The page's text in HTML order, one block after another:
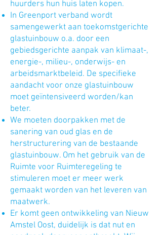
huurders hun huis laten kopen.
In Greenport verband wordt
samengewerkt aan toekomstgerichte
glastuinbouw o.a. door een
gebiedsgerichte aanpak van klimaat-,
energie-, milieu-, onderwijs- en
arbeidsmarktbeleid. De specifieke
aandacht voor onze glastuinbouw
moet geïntensiveerd worden/kan
beter.
We moeten doorpakken met de
sanering van oud glas en de
herstructurering van de bestaande
glastuinbouw. Om het gebruik van de
Ruimte voor Ruimteregeling te
stimuleren moet er meer werk
gemaakt worden van het leveren van
maatwerk.
Er komt geen ontwikkeling van Nieuw
Amstel Oost, duidelijk is dat nut en